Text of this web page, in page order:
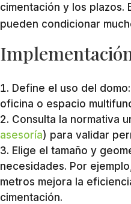
cimentación y los plazos.
pueden condicionar
Define el uso del
oficina o espacio
Consulta la normativa
asesoría) para validar
Elige el tamaño y
necesidades. Por
metros mejora la
cimentación.